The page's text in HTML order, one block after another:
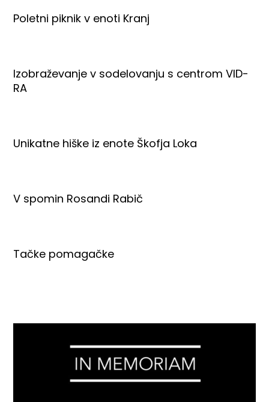
Poletni piknik v enoti Kranj
Izobraževanje v sodelovanju s centrom VID-
RA
Unikatne hiške iz enote Škofja Loka
V spomin Rosandi Rabič
Tačke pomagačke